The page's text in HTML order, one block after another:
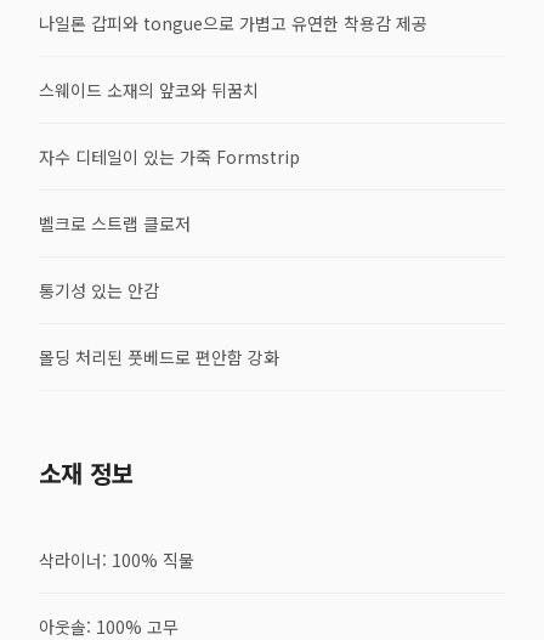
나일론 갑피와 tongue으로 가볍고 유연한 착용감 제공
스웨이드 소재의 앞코와 뒤꿈치
자수 디테일이 있는 가죽 Formstrip
벨크로 스트랩 클로저
통기성 있는 안감
몰딩 처리된 풋베드로 편안함 강화
소재 정보
삭라이너: 100% 직물
아웃솔: 100% 고무